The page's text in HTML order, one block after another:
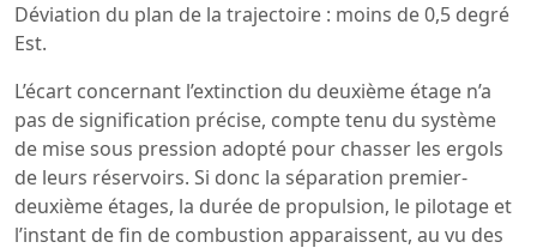
Déviation du plan de la trajectoire : moins de 0,5 degré
Est.
L’écart concernant l’extinction du deuxième étage n’a
pas de signification précise, compte tenu du système
de mise sous pression adopté pour chasser les ergols
de leurs réservoirs. Si donc la séparation premier-
deuxième étages, la durée de propulsion, le pilotage et
l’instant de fin de combustion apparaissent, au vu des